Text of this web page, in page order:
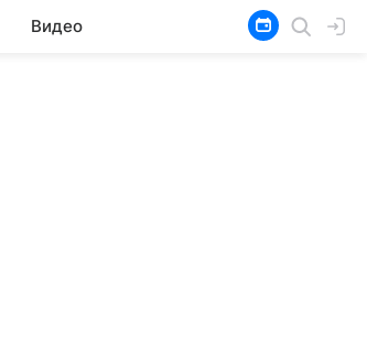
Видео